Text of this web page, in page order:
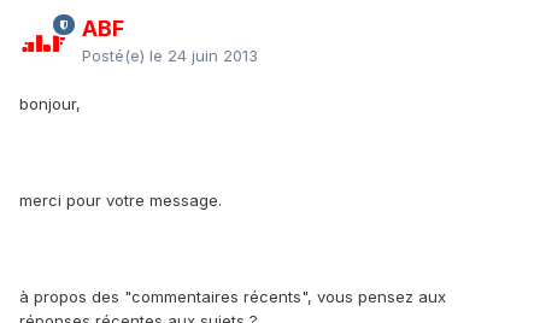
ABF
Posté(e) le 24 juin 2013
bonjour,
merci pour votre message.
à propos des "commentaires récents", vous pensez aux